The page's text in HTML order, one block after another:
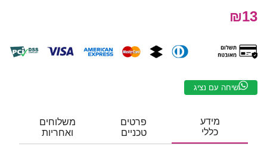
₪13
שיחה עם נציג
מידע
כללי
פרטים
טכניים
משלוחים
ואחריות